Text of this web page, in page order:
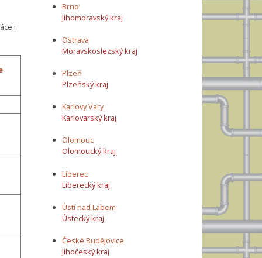
i
Brno
Jihomoravský kraj
Ostrava
Moravskoslezský kraj
Plzeň
Plzeňský kraj
Karlovy Vary
Karlovarský kraj
Olomouc
Olomoucký kraj
Liberec
Liberecký kraj
Ústí nad Labem
Ústecký kraj
České Budějovice
Jihočeský kraj